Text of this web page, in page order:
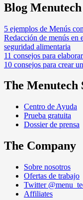
Blog Menutech
5 ejemplos de Menús
Redacción de menús en
seguridad alimentaria
11 consejos para
10 consejos para crear
The Menutech
Centro de Ayuda
Prueba gratuita
Dossier de prensa
The Company
Sobre nosotros
Ofertas de trabajo
Twitter
Affiliates